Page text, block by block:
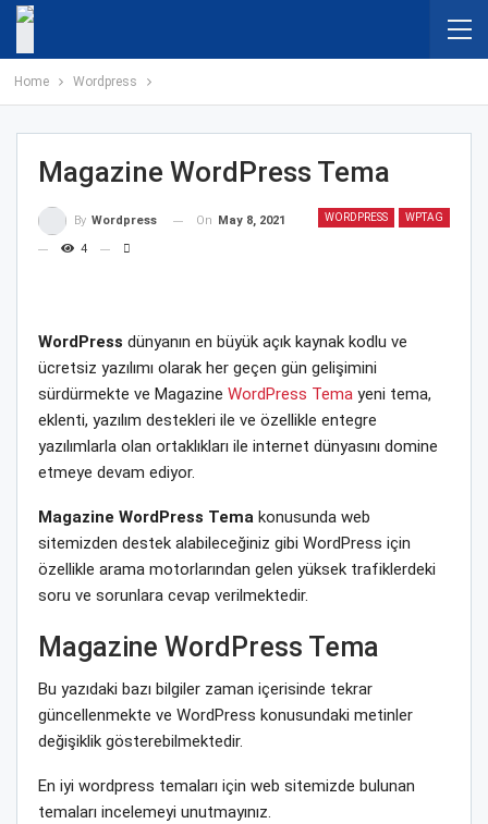
Home Wordpress
Magazine WordPress Tema
WORDPRESS WPTAG
By Wordpress On May 8, 2021
4
WordPress dünyanın en büyük açık kaynak kodlu ve
ücretsiz yazılımı olarak her geçen gün gelişimini
sürdürmekte ve Magazine WordPress Tema yeni tema,
eklenti, yazılım destekleri ile ve özellikle entegre
yazılımlarla olan ortaklıkları ile internet dünyasını domine
etmeye devam ediyor.
Magazine WordPress Tema konusunda web
sitemizden destek alabileceğiniz gibi WordPress için
özellikle arama motorlarından gelen yüksek trafiklerdeki
soru ve sorunlara cevap verilmektedir.
Magazine WordPress Tema
Bu yazıdaki bazı bilgiler zaman içerisinde tekrar
güncellenmekte ve WordPress konusundaki metinler
değişiklik gösterebilmektedir.
En iyi wordpress temaları için web sitemizde bulunan
temaları incelemeyi unutmayınız.